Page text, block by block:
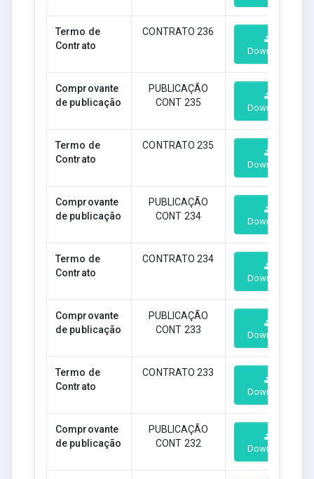
Termo de
Contrato
CONTRATO 236
Download
Comprovante
de publicação
PUBLICAÇÃO
CONT 235
Download
Termo de
Contrato
CONTRATO 235
Download
Comprovante
de publicação
PUBLICAÇÃO
CONT 234
Download
Termo de
Contrato
CONTRATO 234
Download
Comprovante
de publicação
PUBLICAÇÃO
CONT 233
Download
Termo de
Contrato
CONTRATO 233
Download
Comprovante
de publicação
PUBLICAÇÃO
CONT 232
Download